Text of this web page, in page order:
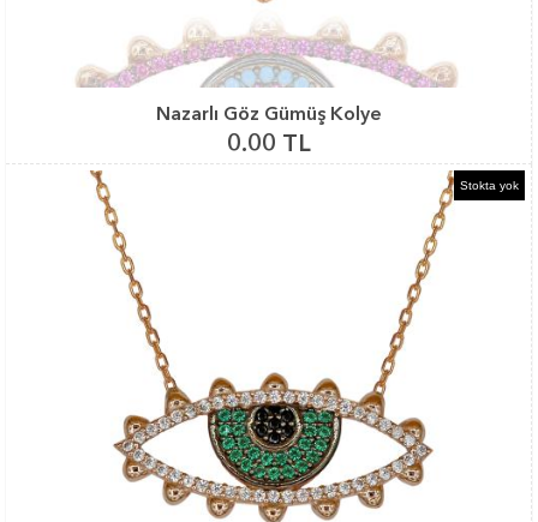
Nazarlı Göz Gümüş Kolye
0.00 TL
Stokta yok